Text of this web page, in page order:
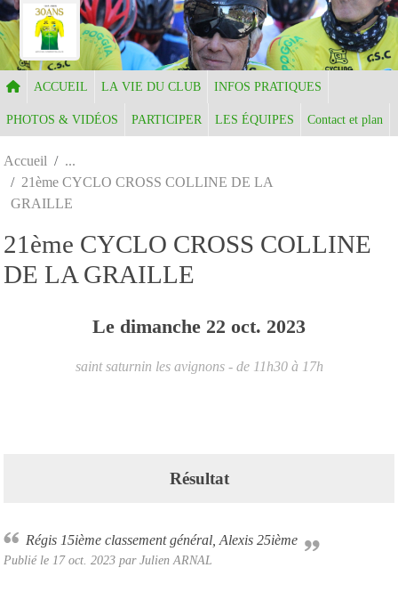
ACCUEIL LA VIE DU CLUB INFOS PRATIQUES
PHOTOS & VIDÉOS PARTICIPER LES ÉQUIPES Contact et plan
Accueil
21ème CYCLO CROSS COLLINE DE LA
GRAILLE
21ème CYCLO CROSS COLLINE
DE LA GRAILLE
Le dimanche 22 oct. 2023
saint saturnin les avignons - de 11h30 à 17h
Résultat
Régis 15ième classement général, Alexis 25ième
Publié le 17 oct. 2023 par Julien ARNAL
Panneau de gestion des cookies